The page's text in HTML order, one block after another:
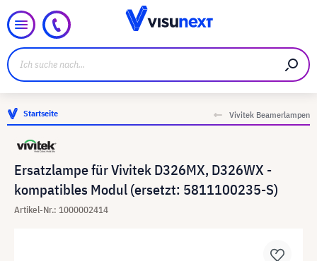
Startseite Vivitek Beamerlampen
Ersatzlampe für Vivitek D326MX, D326WX -
kompatibles Modul (ersetzt: 5811100235-S)
Artikel-Nr.: 1000002414